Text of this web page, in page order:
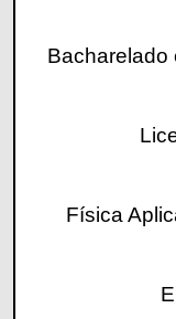
Bacharelado
Física